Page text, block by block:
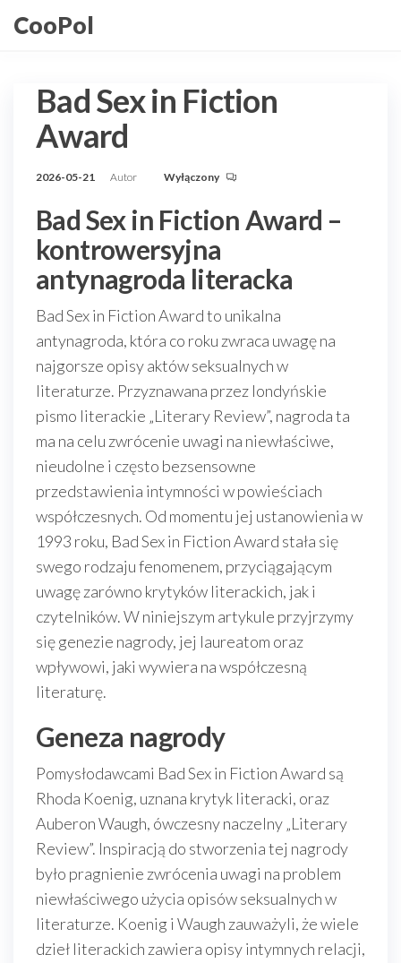
doCooPol
Bad Sex in Fiction
Award
2026-05-21 Autor Wyłączony
Bad Sex in Fiction Award –
kontrowersyjna
antynagroda literacka
Bad Sex in Fiction Award to unikalna
antynagroda, która co roku zwraca uwagę na
najgorsze opisy aktów seksualnych w
literaturze. Przyznawana przez londyńskie
pismo literackie „Literary Review”, nagroda ta
ma na celu zwrócenie uwagi na niewłaściwe,
nieudolne i często bezsensowne
przedstawienia intymności w powieściach
współczesnych. Od momentu jej ustanowienia w
1993 roku, Bad Sex in Fiction Award stała się
swego rodzaju fenomenem, przyciągającym
uwagę zarówno krytyków literackich, jak i
czytelników. W niniejszym artykule przyjrzymy
się genezie nagrody, jej laureatom oraz
wpływowi, jaki wywiera na współczesną
literaturę.
Geneza nagrody
Pomysłodawcami Bad Sex in Fiction Award są
Rhoda Koenig, uznana krytyk literacki, oraz
Auberon Waugh, ówczesny naczelny „Literary
Review”. Inspiracją do stworzenia tej nagrody
było pragnienie zwrócenia uwagi na problem
niewłaściwego użycia opisów seksualnych w
literaturze. Koenig i Waugh zauważyli, że wiele
dzieł literackich zawiera opisy intymnych relacji,